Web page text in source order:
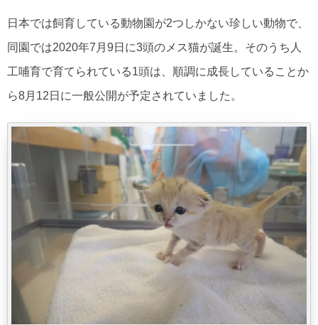
日本では飼育している動物園が2つしかない珍しい動物で、
同園では2020年7月9日に3頭のメス猫が誕生。そのうち人
工哺育で育てられている1頭は、順調に成長していることか
ら8月12日に一般公開が予定されていました。